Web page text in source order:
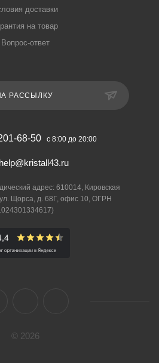
доставки
на товар
Вопрос-ответ
РАССЫЛКУ
68-50 с 8:00 до 20:00
help@kristall43.ru
адрес: 610014, Кировская
ул. Щорса, д. 68Г, офис 10, ОГРН
© 2026